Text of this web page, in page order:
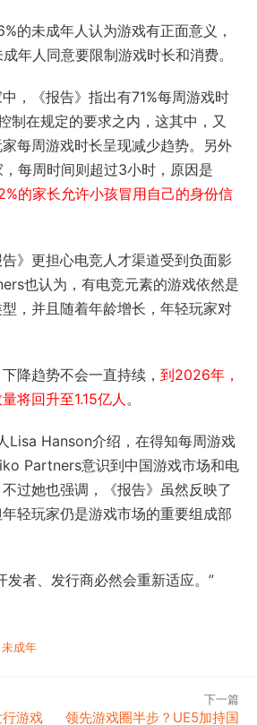
的未成年人认为游戏有正面意义，
年人同意要限制游戏时长和消费。
，《报告》指出有71%每周游戏时
制在规定的要求之内，这其中，又
每周游戏时长呈现减少趋势。另外
每周时间则超过3小时，原因是
的家长允许小孩冒用自己的身份信
》更担心电竞人才渠道受到负面影
也认为，有电竞元素的游戏依然是
，并且随着年龄增长，年轻玩家对
降趋势不会一直持续， 到2026年，
将回升至1.15亿人 。
Lisa Hanson介绍，在得知每周游戏
Partners意识到中国游戏市场和电
过她也强调，《报告》虽然反映了
轻玩家仍是游戏市场的重要组成部
发者、发行商必然会重新适应。”
未成年
游戏
下一篇
领先游戏圈半步？UE5加持国